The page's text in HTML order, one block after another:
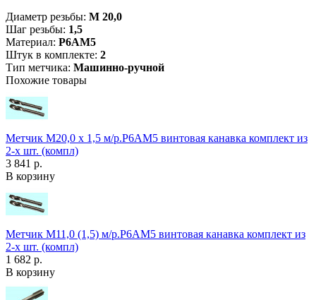
Диаметр резьбы: М 20,0
Шаг резьбы: 1,5
Материал: Р6АМ5
Штук в комплекте: 2
Тип метчика: Машинно-ручной
Похожие товары
Метчик М20,0 х 1,5 м/р.Р6АМ5 винтовая канавка комплект из
2-х шт. (компл)
3 841 р.
В корзину
Метчик М11,0 (1,5) м/р.Р6АМ5 винтовая канавка комплект из
2-х шт. (компл)
1 682 р.
В корзину